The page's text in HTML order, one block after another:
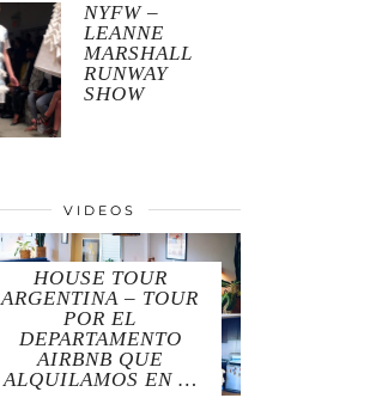
NYFW –
LEANNE
MARSHALL
RUNWAY
SHOW
VIDEOS
HOUSE TOUR
ARGENTINA – TOUR
POR EL
DEPARTAMENTO
AIRBNB QUE
ALQUILAMOS EN …